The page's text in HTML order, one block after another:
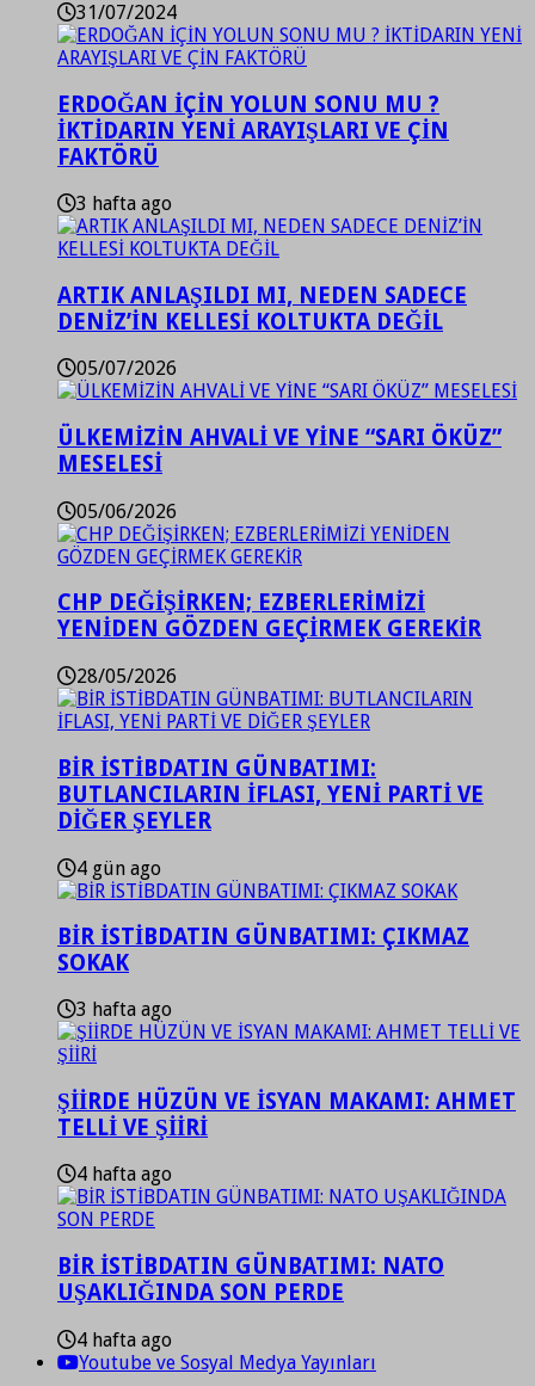
31/07/2024
ERDOĞAN İÇİN YOLUN SONU MU ?
İKTİDARIN YENİ ARAYIŞLARI VE ÇİN
FAKTÖRÜ
3 hafta ago
ARTIK ANLAŞILDI MI, NEDEN SADECE
DENİZ’İN KELLESİ KOLTUKTA DEĞİL
05/07/2026
ÜLKEMİZİN AHVALİ VE YİNE “SARI ÖKÜZ”
MESELESİ
05/06/2026
CHP DEĞİŞİRKEN; EZBERLERİMİZİ
YENİDEN GÖZDEN GEÇİRMEK GEREKİR
28/05/2026
BİR İSTİBDATIN GÜNBATIMI:
BUTLANCILARIN İFLASI, YENİ PARTİ VE
DİĞER ŞEYLER
4 gün ago
BİR İSTİBDATIN GÜNBATIMI: ÇIKMAZ
SOKAK
3 hafta ago
ŞİİRDE HÜZÜN VE İSYAN MAKAMI: AHMET
TELLİ VE ŞİİRİ
4 hafta ago
BİR İSTİBDATIN GÜNBATIMI: NATO
UŞAKLIĞINDA SON PERDE
4 hafta ago
Youtube ve Sosyal Medya Yayınları